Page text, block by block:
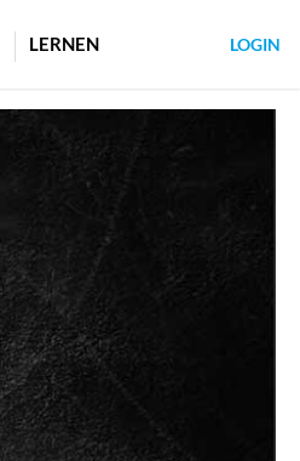
LERNEN LOGIN